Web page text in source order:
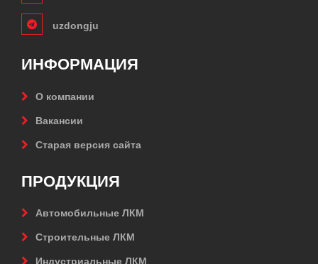
uzdongju
ИНФОРМАЦИЯ
О компании
Вакансии
Старая версия сайта
ПРОДУКЦИЯ
Автомобильные ЛКМ
Строительные ЛКМ
Индустриальные ЛКМ